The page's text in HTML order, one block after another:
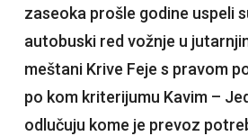
zaseoka prošle godine uspeli
autobuski red vožnje u
meštani Krive Feje s pravom
po kom kriterijumu Kavim –
odlučuju kome je prevoz